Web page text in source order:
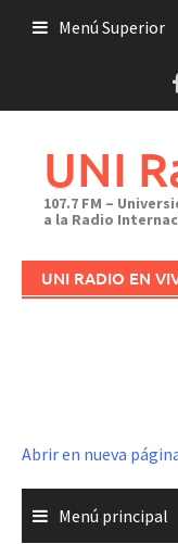
Menú Superior
UNI
107.7 FM –
a la Radio
UNI RADIO EN
Abrir en nueva
Menú principal